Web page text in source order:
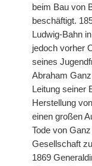
beim Bau von
beschäftigt.
Ludwig-Bahn
jedoch vorher
seines
Abraham
Leitung seiner
Herstellung
einen großen
Tode von
Gesellschaft
1869